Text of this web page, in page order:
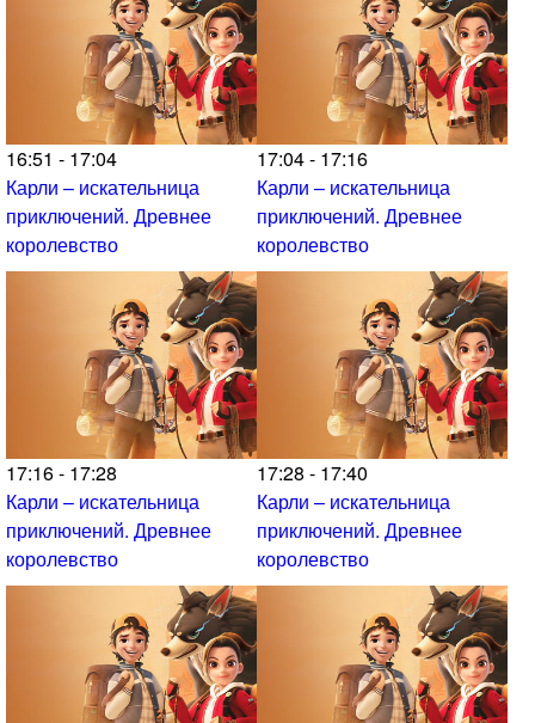
16:51 - 17:04
Карли – искательница
приключений. Древнее
королевство
17:04 - 17:16
Карли – искательница
приключений. Древнее
королевство
17:16 - 17:28
Карли – искательница
приключений. Древнее
королевство
17:28 - 17:40
Карли – искательница
приключений. Древнее
королевство